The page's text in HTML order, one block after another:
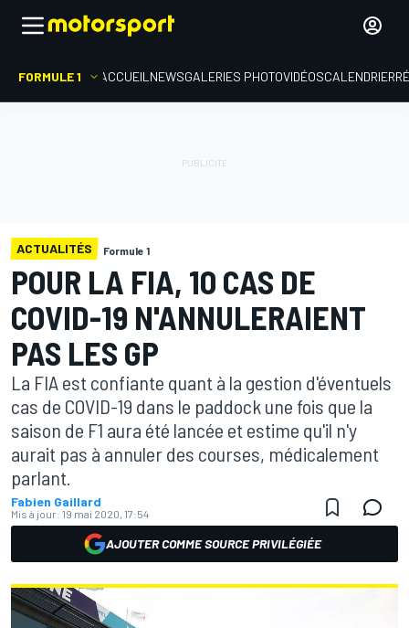
FORMULE 1 ACCUEIL NEWSGALERIES PHOTOVIDÉOSCALENDRIER
ACTUALITÉS Formule 1
POUR LA FIA, 10 CAS DE
COVID-19 N'ANNULERAIENT
PAS LES GP
La FIA est confiante quant à la gestion d'éventuels
cas de COVID-19 dans le paddock une fois que la
saison de F1 aura été lancée et estime qu'il n'y
aurait pas à annuler des courses, médicalement
parlant.
Fabien Gaillard
Mis à jour: 19 mai 2020, 17:54
AJOUTER COMME SOURCE PRIVILÉGIÉE